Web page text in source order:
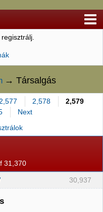
→Társalgás
2,577 2,578
2,579
Next
31,370
30,937